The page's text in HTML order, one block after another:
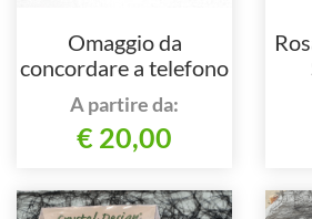
Omaggio da
concordare a telefono
al nostro numero
A partire da:
€ 20,00